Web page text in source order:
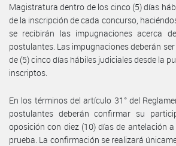
Magistratura dentro de los cinco (5) días
de la inscripción de cada concurso,
se recibirán las impugnaciones acerca
postulantes. Las impugnaciones deberán
de (5) cinco días hábiles judiciales desde la
inscriptos.
En los términos del artículo 31° del
postulantes deberán confirmar su
oposición con diez (10) días de antelación
prueba. La confirmación se realizará